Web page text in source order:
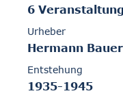
6
Urheber
Hermann Bauer
Entstehung
1935-1945